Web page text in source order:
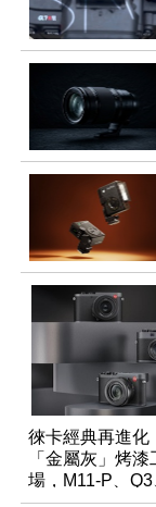
徠卡經典再進化
「金屬灰」烤漆
場，M11-P、
領銜換裝